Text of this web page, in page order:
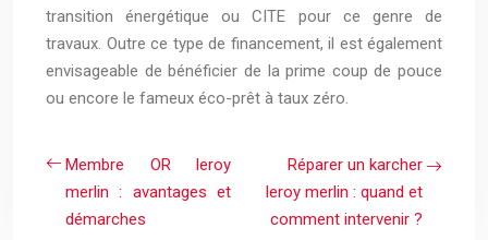
transition énergétique ou CITE pour ce genre de
travaux. Outre ce type de financement, il est également
envisageable de bénéficier de la prime coup de pouce
ou encore le fameux éco-prêt à taux zéro.
Membre OR leroy
merlin : avantages et
démarches
Réparer un karcher
leroy merlin : quand et
comment intervenir ?